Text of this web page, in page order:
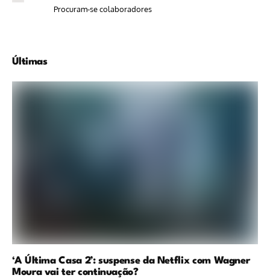
Procuram-se colaboradores
Últimas
‘A Última Casa 2’: suspense da Netflix com Wagner
Moura vai ter continuação?